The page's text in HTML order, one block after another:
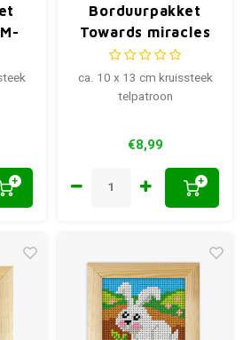
+
Borduurpakket
Towards miracles
SM-669
ca. 10 x 13 cm kruissteek
telpatroon
€8,99
+